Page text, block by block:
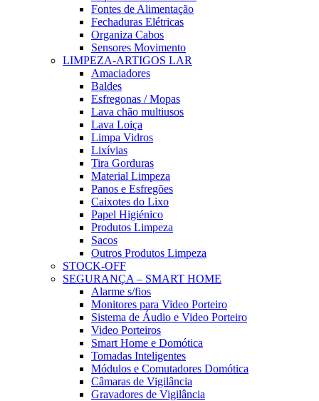
Fontes de Alimentação
Fechaduras Elétricas
Organiza Cabos
Sensores Movimento
LIMPEZA-ARTIGOS LAR
Amaciadores
Baldes
Esfregonas / Mopas
Lava chão multiusos
Lava Loiça
Limpa Vidros
Lixívias
Tira Gorduras
Material Limpeza
Panos e Esfregões
Caixotes do Lixo
Papel Higiénico
Produtos Limpeza
Sacos
Outros Produtos Limpeza
STOCK-OFF
SEGURANÇA – SMART HOME
Alarme s/fios
Monitores para Video Porteiro
Sistema de Áudio e Video Porteiro
Video Porteiros
Smart Home e Domótica
Tomadas Inteligentes
Módulos e Comutadores Domótica
Câmaras de Vigilância
Gravadores de Vigilância